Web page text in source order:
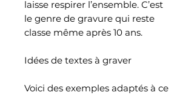
laisse respirer l’ensemble. C’est
le genre de gravure qui reste
classe même après 10 ans.
Idées de textes à graver
Voici des exemples adaptés à ce